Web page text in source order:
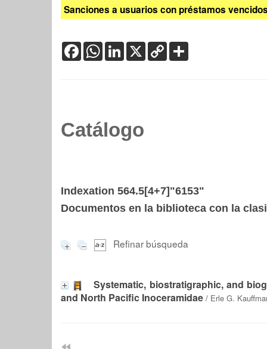
Sanciones a usuarios con préstamos
FacebookWhatsApp
LinkedIn
X Copy
Link
Catálogo
Indexation 564.5[4+7]"6153"
Documentos en la biblioteca con la
Refinar búsqueda
Systematic, biostratigraphic, and
and North Pacific Inoceramidae / Erle G.